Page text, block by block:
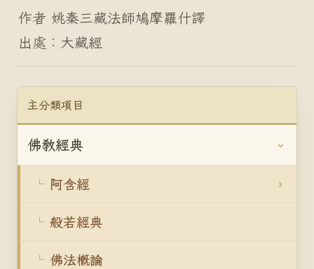
主分類項目
佛教經典
阿含經
般若經典
佛法概論
作者 姚秦三藏法師鳩摩羅什譯
出處︰大藏經